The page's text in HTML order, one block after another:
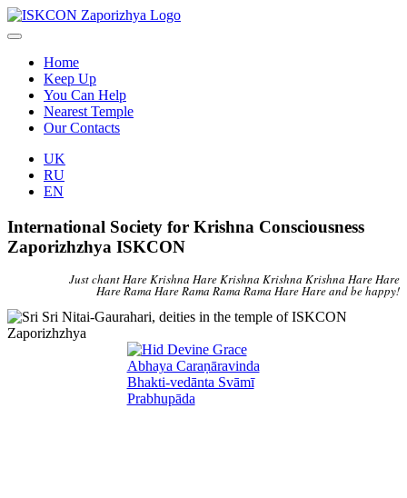
Home
Keep Up
You Can Help
Nearest Temple
Our Contacts
UK
RU
EN
International Society for Krishna Consciousness
Zaporizhzhya ISKCON
Just chant Hare Krishna Hare Krishna Krishna Krishna Hare Hare
Hare Rama Hare Rama Rama Rama Hare Hare and be happy!